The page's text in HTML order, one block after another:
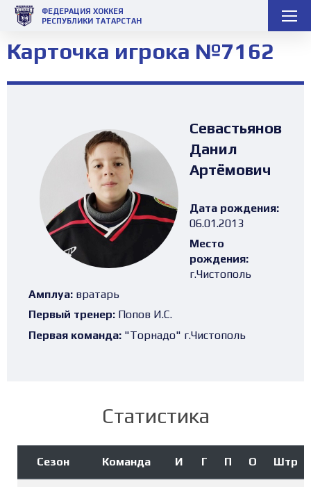
ФЕДЕРАЦИЯ ХОККЕЯ
РЕСПУБЛИКИ ТАТАРСТАН
Карточка игрока №7162
Севастьянов
Данил
Артёмович
Дата рождения:
06.01.2013
Место
рождения:
г.Чистополь
Амплуа: вратарь
Первый тренер: Попов И.С.
Первая команда: "Торнадо" г.Чистополь
Статистика
Сезон Команда И Г П О Штр